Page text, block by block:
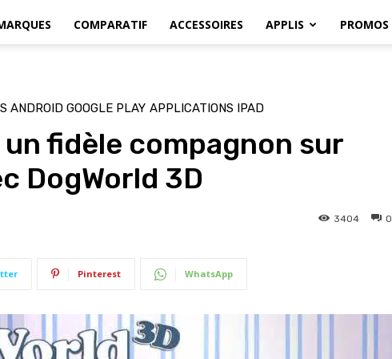
COMPARATIF ACCESSOIRES APPLIS PROMOS
ANDROID GOOGLE PLAY APPLICATIONS IPAD
fidèle compagnon sur
DogWorld 3D
0
3404
Pinterest WhatsApp